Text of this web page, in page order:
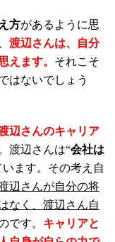
方があるように思
渡辺さんは、自分
えます。 それこそ
はないでしょう
辺さんのキャリア
渡辺さんは“会社は
ます。その考え自
辺さんが自分の将
なく、渡辺さん自
です。 キャリアと